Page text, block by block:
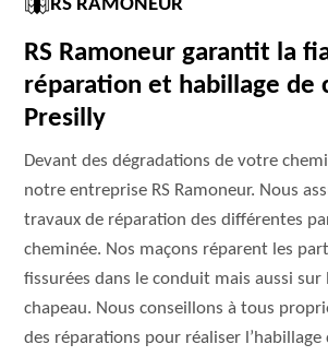
RS RAMONEUR
RS Ramoneur garantit la
réparation et habillage de
Presilly
Devant des dégradations de votre
notre entreprise RS Ramoneur. Nous
travaux de réparation des différentes
cheminée. Nos maçons réparent les
fissurées dans le conduit mais aussi sur
chapeau. Nous conseillons à tous
des réparations pour réaliser l’habillage